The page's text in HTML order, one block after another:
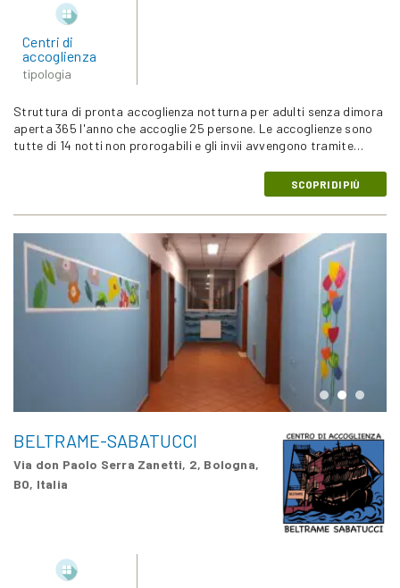
Centri di
accoglienza
tipologia
Struttura di pronta accoglienza notturna per adulti senza dimora
aperta 365 l'anno che accoglie 25 persone. Le accoglienze sono
tutte di 14 notti non prorogabili e gli invii avvengono tramite…
SCOPRI DI PIÙ
BELTRAME-SABATUCCI
Via don Paolo Serra Zanetti, 2, Bologna,
BO, Italia